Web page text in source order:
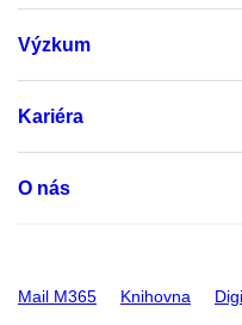
Výzkum
Kariéra
O nás
Mail M365 Knihovna